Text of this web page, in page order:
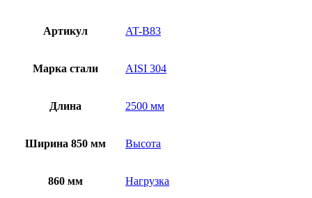
Артикул AT-B83
Марка стали AISI 304
Длина 2500 мм
Ширина 850 мм Высота
860 мм Нагрузка